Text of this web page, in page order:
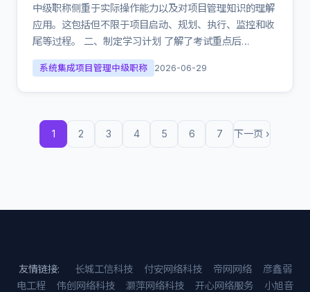
中级职称侧重于实际操作能力以及对项目管理知识的理解
应用。这包括但不限于项目启动、规划、执行、监控和收
尾等过程。 二、制定学习计划 了解了考试重点后…
系统集成项目管理中级职称 2026-06-29
1 2 3 4 5 6 7 下一页 ›
友情链接: 长城工信科技 付安网络科技 帝网网络
彦鑫弱
电工程
伟创网络科技 灏萍网络科技 开心网络服务
小旭音